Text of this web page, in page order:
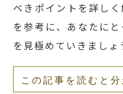
べきポイントを詳し
を参考に、あなたに
を見極めていきましょ
この記事を読むと分